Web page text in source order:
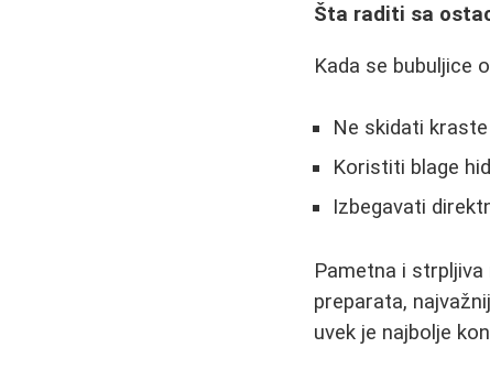
Šta raditi sa
Kada se bubuljice
Ne skidati
Koristiti blage
Izbegavati
Pametna i
preparata,
uvek je najbolje